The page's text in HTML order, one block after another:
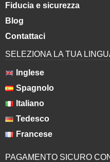
Fiducia e sicurezza
Blog
Contattaci
SELEZIONA LA TUA
Inglese
Spagnolo
Italiano
Tedesco
Francese
PAGAMENTO SICURO